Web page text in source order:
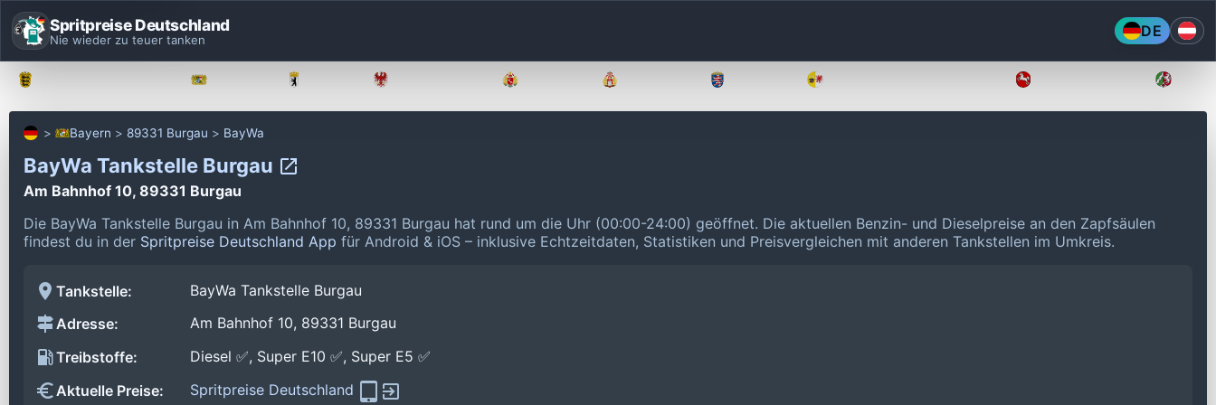
Spritpreise Deutschland
Nie wieder zu teuer tanken DE
Bayern 89331 Burgau BayWa
BayWa Tankstelle Burgau
Am Bahnhof 10, 89331 Burgau
Die BayWa Tankstelle Burgau in Am Bahnhof 10, 89331 Burgau hat rund um die Uhr (00:00-24:00) geöffnet. Die aktuellen Benzin- und Dieselpreise an den Zapfsäulen
findest du in der Spritpreise Deutschland App für Android & iOS – inklusive Echtzeitdaten, Statistiken und Preisvergleichen mit anderen Tankstellen im Umkreis.
Tankstelle:
BayWa Tankstelle Burgau
Adresse:
Am Bahnhof 10, 89331 Burgau
Treibstoffe:
Diesel ✅, Super E10 ✅, Super E5 ✅
Aktuelle Preise:
Spritpreise Deutschland